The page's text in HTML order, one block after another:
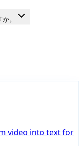
。
video into text for